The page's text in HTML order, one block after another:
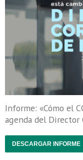
Informe: «Cómo el
agenda del Director
DESCARGAR INFORME